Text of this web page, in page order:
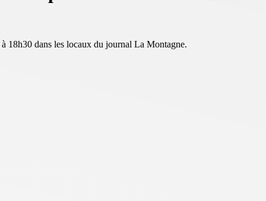
18h30 dans les locaux du journal La Montagne.